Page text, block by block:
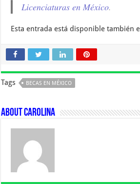
Licenciaturas en México.
Esta entrada está disponible también
Tags BECAS EN MÉXICO
About Carolina